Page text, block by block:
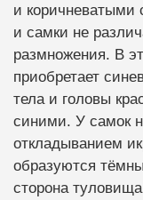
и коричневатыми
и самки не
размножения. В
приобретает
тела и головы
синими. У самок
откладыванием
образуются
сторона